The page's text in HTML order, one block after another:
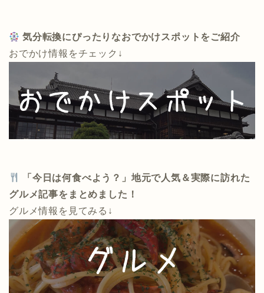
気分転換にぴったりなおでかけスポットをご紹介
おでかけ情報をチェック↓
「今日は何食べよう？」地元で人気＆実際に訪れた
グルメ記事をまとめました！
グルメ情報を見てみる↓